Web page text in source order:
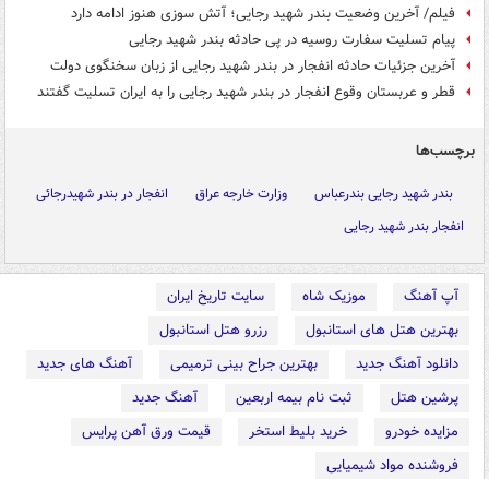
فیلم/ آخرین وضعیت بندر شهید رجایی؛ آتش سوزی هنوز ادامه دارد
پیام‌ تسلیت سفارت روسیه در پی حادثه بندر شهید رجایی
آخرین جزئیات حادثه انفجار در بندر شهید رجایی از زبان سخنگوی دولت
قطر و عربستان وقوع انفجار در بندر شهید رجایی را به ایران تسلیت گفتند
برچسب‌ها
بندر شهید رجایی بندرعباس وزارت خارجه عراق
انفجار در بندر شهیدرجائی
انفجار بندر شهید رجایی
آپ آهنگ موزیک شاه
سایت تاریخ ایران
بهترین هتل های استانبول
رزرو هتل استانبول
دانلود آهنگ جدید
بهترین جراح بینی ترمیمی
آهنگ های جدید
پرشین هتل
ثبت نام بیمه اربعین
آهنگ جدید
مزایده خودرو
خرید بلیط استخر
قیمت ورق آهن پرایس
فروشنده مواد شیمیایی